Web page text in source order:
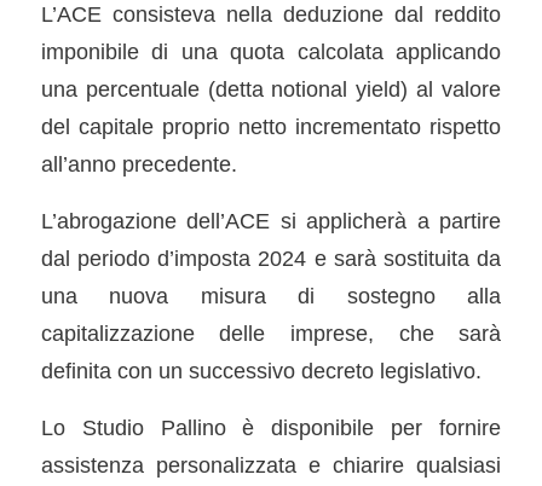
L’ACE consisteva nella deduzione dal reddito
imponibile di una quota calcolata applicando
una percentuale (detta notional yield) al valore
del capitale proprio netto incrementato rispetto
all’anno precedente.
L’abrogazione dell’ACE si applicherà a partire
dal periodo d’imposta 2024 e sarà sostituita da
una nuova misura di sostegno alla
capitalizzazione delle imprese, che sarà
definita con un successivo decreto legislativo.
Lo Studio Pallino è disponibile per fornire
assistenza personalizzata e chiarire qualsiasi